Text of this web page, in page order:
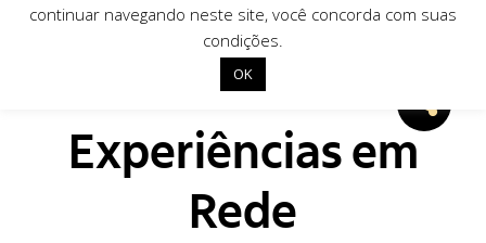
Institucional
Experiências em
Rede
continuar navegando neste site, você concorda com suas
condições.
OK